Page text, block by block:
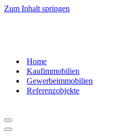
Zum Inhalt springen
Home
Kaufimmobilien
Gewerbeimmobilien
Referenzobjekte
Navigationsmenü
Navigationsmenü